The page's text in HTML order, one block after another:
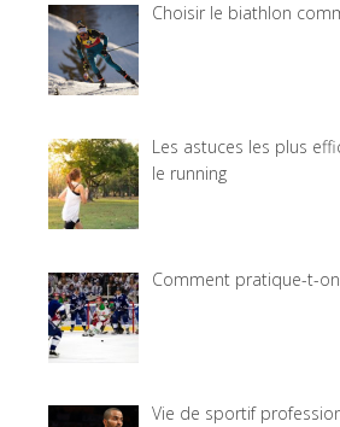
Choisir le biathlon
Les astuces les plus
le running
Comment pratique-t-on
Vie de sportif